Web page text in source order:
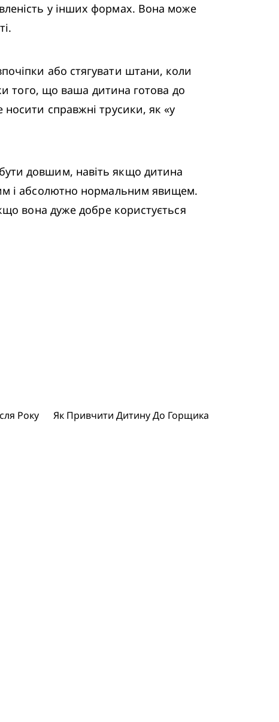
у інших формах. Вона може
або стягувати штани, коли
того, що ваша дитина готова до
справжні трусики, як «у
довшим, навіть якщо дитина
і абсолютно нормальним явищем.
вона дуже добре користується
Року
Як Привчити Дитину До Горщика